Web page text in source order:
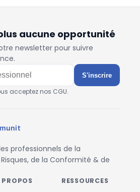
aucune opportunité
newsletter pour suivre
S'inscrire
acceptez nos CGU.
professionnels de la
de la Conformité & de
PROPOS RESSOURCES